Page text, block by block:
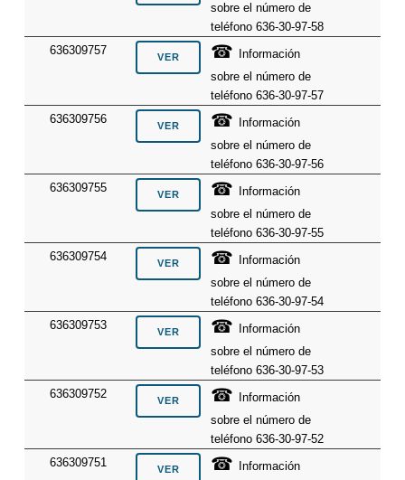
sobre el número de
teléfono 636-30-97-58
636309757
☎
Información
sobre el número de
teléfono 636-30-97-57
636309756
☎
Información
sobre el número de
teléfono 636-30-97-56
636309755
☎
Información
sobre el número de
teléfono 636-30-97-55
636309754
☎
Información
sobre el número de
teléfono 636-30-97-54
636309753
☎
Información
sobre el número de
teléfono 636-30-97-53
636309752
☎
Información
sobre el número de
teléfono 636-30-97-52
636309751
☎
Información